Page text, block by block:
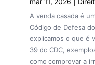
mar 11, 2026
A venda casada é
Código de Defesa
explicamos o que é
39 do CDC,
como comprovar a